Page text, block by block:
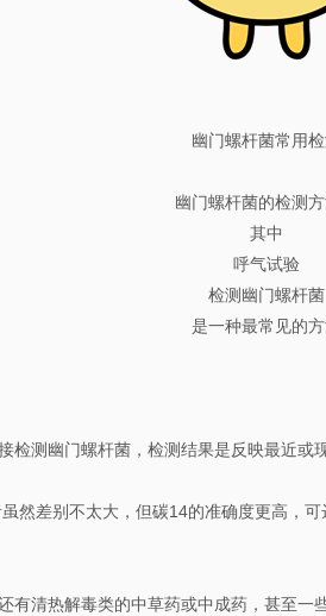
幽门螺杆菌常用
幽门螺杆菌的检测
其中
呼气试验
检测幽门螺杆菌
是一种最常见的
检测幽门螺杆菌，检测结果是反映最近或
然差别不太大，但碳14的准确度更高，
有清热解毒类的中草药或中成药，甚至一